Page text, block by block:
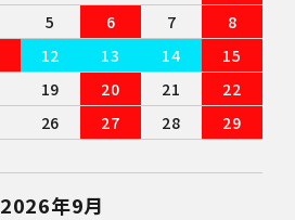
5 6 7
8
12 13 14
15
19 20 21
22
26 27 28
29
2026年9月